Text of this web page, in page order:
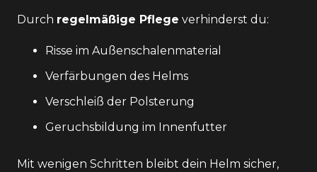
Durch regelmäßige Pflege verhinderst du:
Risse im Außenschalenmaterial
Verfärbungen des Helms
Verschleiß der Polsterung
Geruchsbildung im Innenfutter
Mit wenigen Schritten bleibt dein Helm sicher,